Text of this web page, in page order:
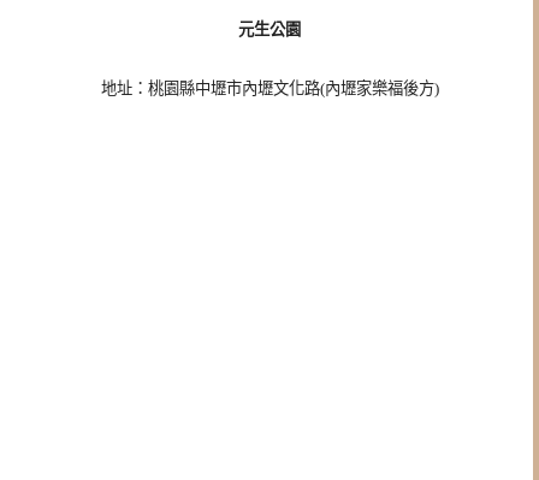
元生公園
地址：桃園縣中壢市內壢文化路(內壢家樂福後方)